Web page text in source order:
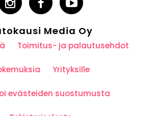
Media Oy
Toimitus- ja palautusehdot
Yrityksille
evästeiden suostumusta